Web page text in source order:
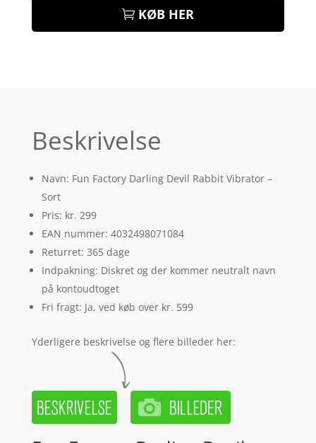
KØB HER
Beskrivelse
Navn: Fun Factory Darling Devil Rabbit Vibrator –
Sort
Pris: kr. 299
EAN nummer: 4032498071084
Returret: 365 dage
Indpakning: Diskret og der kommer neutralt navn
på kontoudtoget
Fri fragt: Ja, ved køb over kr. 599
Yderligere beskrivelse og flere billeder her: